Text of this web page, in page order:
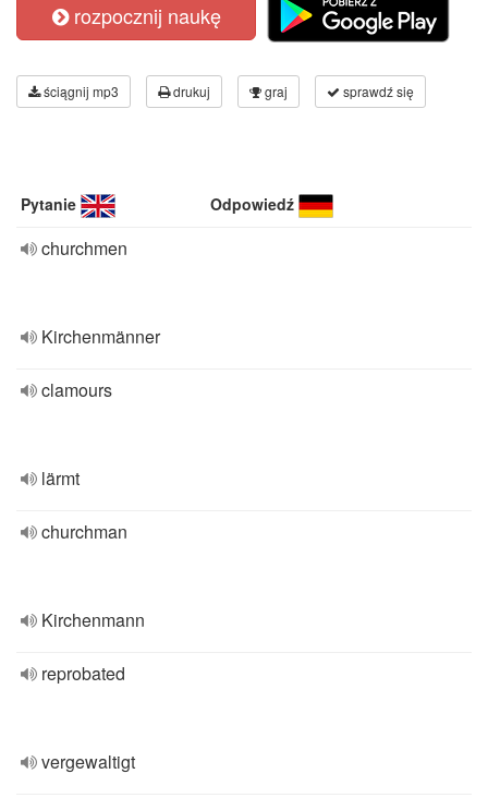
rozpocznij naukę
ściągnij mp3 drukuj graj sprawdź się
Pytanie Odpowiedź
churchmen
Kirchenmänner
clamours
lärmt
churchman
Kirchenmann
reprobated
vergewaltigt